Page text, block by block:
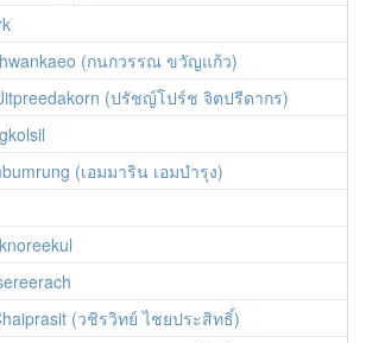
(กนกวรรณ ขวัญแก้ว)
(ปรัชญ์โปร์ช จิตปรีดากร)
(เอมมาริน เอมบำรุง)
(วชิรวิทย์ ไชยประสิทธิ์)